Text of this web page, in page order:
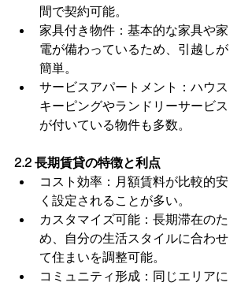
間で契約可能。
家具付き物件：基本的な家具や家
電が備わっているため、引越しが
簡単。
サービスアパートメント：ハウス
キーピングやランドリーサービス
が付いている物件も多数。
2.2 長期賃貸の特徴と利点
コスト効率：月額賃料が比較的安
く設定されることが多い。
カスタマイズ可能：長期滞在のた
め、自分の生活スタイルに合わせ
て住まいを調整可能。
コミュニティ形成：同じエリアに